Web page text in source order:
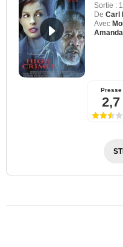
Sortie :
De Carl
Avec
Presse
2,7